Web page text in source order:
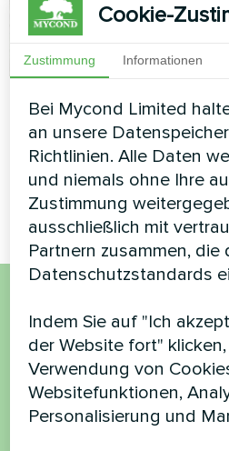
Privathaus 247 m³
MyCond Split-Wärmepumpen
der BeeSmart-Serie sorgen
für effizientes Heizen und
Kühlen
Möchten Sie
haben Sie
Kontaktieren Sie uns
Cookie-
Zustimmung Informationen
Bei Mycond Limited
an unsere
Richtlinien. Alle Daten
und niemals ohne Ihre
Zustimmung
ausschließlich mit
Partnern zusammen, die
Datenschutzstandards
Indem Sie auf "Ich
der Website fort"
Verwendung von
Websitefunktionen,
Personalisierung und